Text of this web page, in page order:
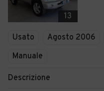
13
Usato Agosto 2006
Manuale
Descrizione